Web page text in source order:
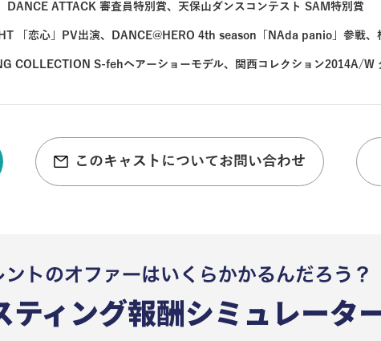
ATTACK 審査員特別賞、天保山ダンスコンテスト SAM特別賞
「恋心」PV出演、DANCE@HERO 4th season「NAda panio」参戦
COLLECTION S-fehヘアーショーモデル、関西コレクション2014A/W
このキャストについてお問い合わせ